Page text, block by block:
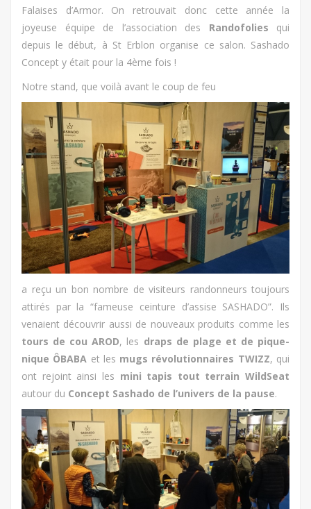
Falaises d’Armor. On retrouvait donc cette année la
joyeuse équipe de l’association des Randofolies qui
depuis le début, à St Erblon organise ce salon. Sashado
Concept y était pour la 4ème fois !
Notre stand, que voilà avant le coup de feu
a reçu un bon nombre de visiteurs randonneurs toujours
attirés par la “fameuse ceinture d’assise SASHADO”. Ils
venaient découvrir aussi de nouveaux produits comme les
tours de cou AROD, les draps de plage et de pique-
nique ÔBABA et les mugs révolutionnaires TWIZZ, qui
ont rejoint ainsi les mini tapis tout terrain WildSeat
autour du Concept Sashado de l’univers de la pause.